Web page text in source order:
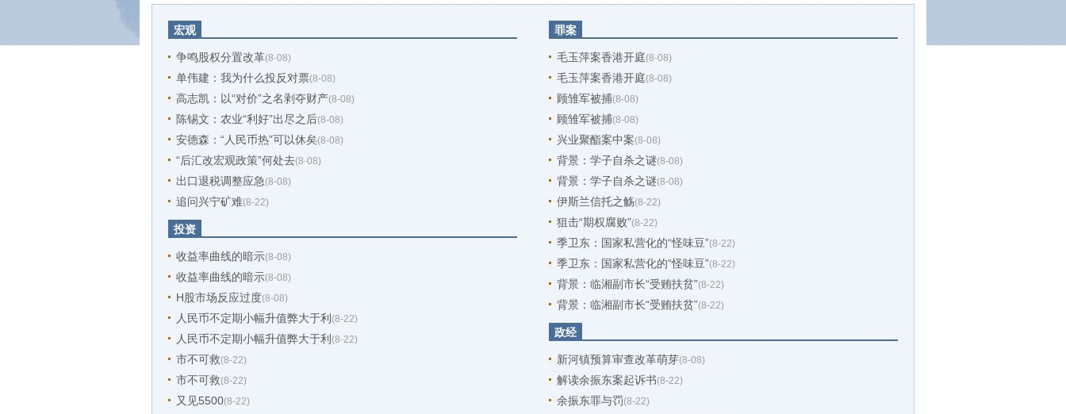
宏观
争鸣股权分置改革(8-08)
单伟建：我为什么投反对票(8-08)
高志凯：以“对价”之名剥夺财产(8-08)
陈锡文：农业“利好”出尽之后(8-08)
安德森：“人民币热”可以休矣(8-08)
“后汇改宏观政策”何处去(8-08)
出口退税调整应急 (8-08)
追问兴宁矿难(8-22)
投资
收益率曲线的暗示(8-08)
收益率曲线的暗示(8-08)
H股市场反应过度(8-08)
人民币不定期小幅升值弊大于利 (8-22)
人民币不定期小幅升值弊大于利 (8-22)
市不可救(8-22)
市不可救(8-22)
又见5500(8-22)
罪案
毛玉萍案香港开庭(8-08)
毛玉萍案香港开庭(8-08)
顾雏军被捕(8-08)
顾雏军被捕(8-08)
兴业聚酯案中案(8-08)
背景：学子自杀之谜(8-08)
背景：学子自杀之谜(8-08)
伊斯兰信托之觞(8-22)
狙击“期权腐败”(8-22)
季卫东：国家私营化的“怪味豆”(8-22)
季卫东：国家私营化的“怪味豆”(8-22)
背景：临湘副市长“受贿扶贫”(8-22)
背景：临湘副市长“受贿扶贫”(8-22)
政经
新河镇预算审查改革萌芽(8-08)
解读余振东案起诉书(8-22)
余振东罪与罚(8-22)